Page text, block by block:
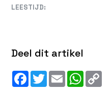
LEESTIJD:
Deel dit artikel
Facebook
Twitter
Email